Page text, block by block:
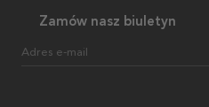
Zamów nasz biuletyn
Adres e-mail